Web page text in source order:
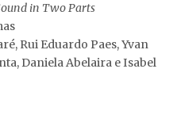
in Two Parts
Rui Eduardo Paes, Yvan
Daniela Abelaira e Isabel